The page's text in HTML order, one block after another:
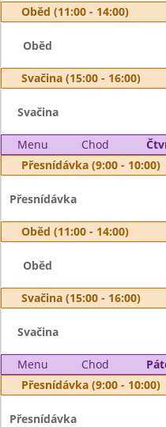
Oběd (11:00 - 14:00)
Oběd
Svačina (15:00 - 16:00)
Svačina
Menu Chod
Přesnídávka (9:00 - 10:00)
Přesnídávka
Oběd (11:00 - 14:00)
Oběd
Svačina (15:00 - 16:00)
Svačina
Menu Chod
Přesnídávka (9:00 - 10:00)
Přesnídávka